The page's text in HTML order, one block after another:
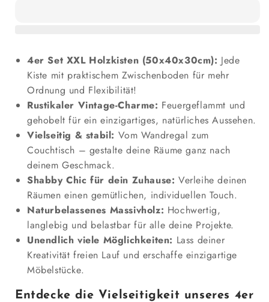
30cm
Ablage
Kurz
Geflammt
verringern
30cm
Ablage
Kurz
Geflammt
erhöhen
4er Set XXL Holzkisten (50x40x30cm): Jede
Kiste mit praktischem Zwischenboden für mehr
Ordnung und Flexibilität!
Rustikaler Vintage-Charme: Feuergeflammt und
gehobelt für ein einzigartiges, natürliches Aussehen.
Vielseitig & stabil: Vom Wandregal zum
Couchtisch – gestalte deine Räume ganz nach
deinem Geschmack.
Shabby Chic für dein Zuhause: Verleihe deinen
Räumen einen gemütlichen, individuellen Touch.
Naturbelassenes Massivholz: Hochwertig,
langlebig und belastbar für alle deine Projekte.
Unendlich viele Möglichkeiten: Lass deiner
Kreativität freien Lauf und erschaffe einzigartige
Möbelstücke.
Entdecke die Vielseitigkeit unseres 4er